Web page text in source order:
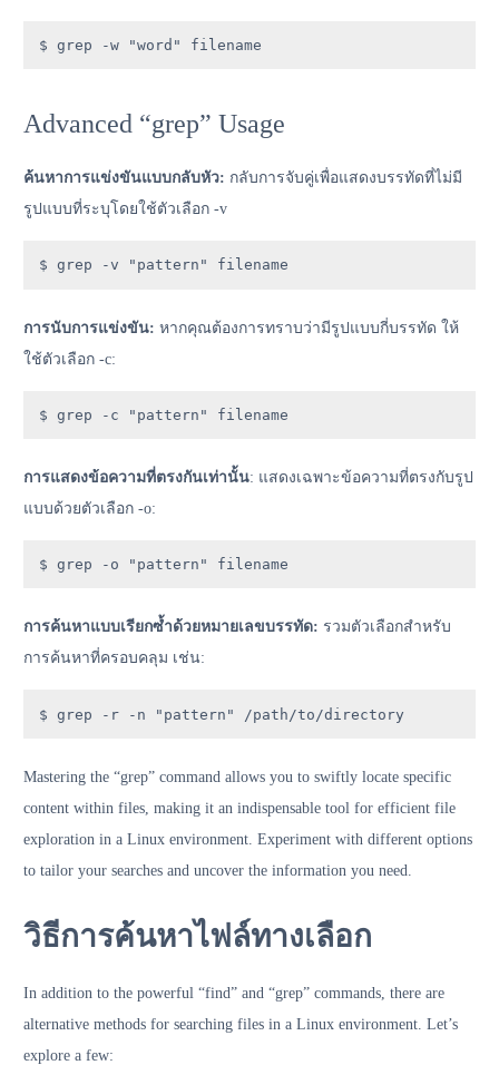
$ grep -w "word" filename
Advanced “grep” Usage
ค้นหาการแข่งขันแบบกลับหัว: กลับการจับคู่เพื่อแสดงบรรทัดที่ไม่มี
รูปแบบที่ระบุโดยใช้ตัวเลือก -v
$ grep -v "pattern" filename
การนับการแข่งขัน: หากคุณต้องการทราบว่ามีรูปแบบกี่บรรทัด ให้
ใช้ตัวเลือก -c:
$ grep -c "pattern" filename
การแสดงข้อความที่ตรงกันเท่านั้น: แสดงเฉพาะข้อความที่ตรงกับรูป
แบบด้วยตัวเลือก -o:
$ grep -o "pattern" filename
การค้นหาแบบเรียกซ้ำด้วยหมายเลขบรรทัด: รวมตัวเลือกสำหรับ
การค้นหาที่ครอบคลุม เช่น:
$ grep -r -n "pattern" /path/to/directory
Mastering the “grep” command allows you to swiftly locate specific
content within files, making it an indispensable tool for efficient file
exploration in a Linux environment. Experiment with different options
to tailor your searches and uncover the information you need.
วิธีการค้นหาไฟล์ทางเลือก
In addition to the powerful “find” and “grep” commands, there are
alternative methods for searching files in a Linux environment. Let’s
explore a few: